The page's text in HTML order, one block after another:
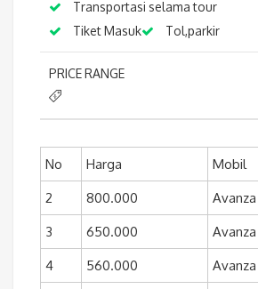
Transportasi selama tour
Tiket Masuk
Tol,parkir
PRICE RANGE
No Harga
Mobil
2
800.000
Avanza
3
650.000
Avanza
4
560.000
Avanza